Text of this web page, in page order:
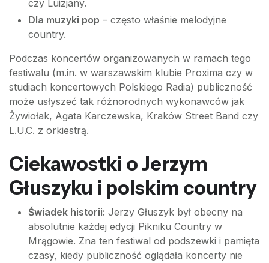
czy Luizjany.
Dla muzyki pop – często właśnie melodyjne
country.
Podczas koncertów organizowanych w ramach tego
festiwalu (m.in. w warszawskim klubie Proxima czy w
studiach koncertowych Polskiego Radia) publiczność
może usłyszeć tak różnorodnych wykonawców jak
Żywiołak, Agata Karczewska, Kraków Street Band czy
L.U.C. z orkiestrą.
Ciekawostki o Jerzym
Głuszyku i polskim country
Świadek historii: Jerzy Głuszyk był obecny na
absolutnie każdej edycji Pikniku Country w
Mrągowie. Zna ten festiwal od podszewki i pamięta
czasy, kiedy publiczność oglądała koncerty nie